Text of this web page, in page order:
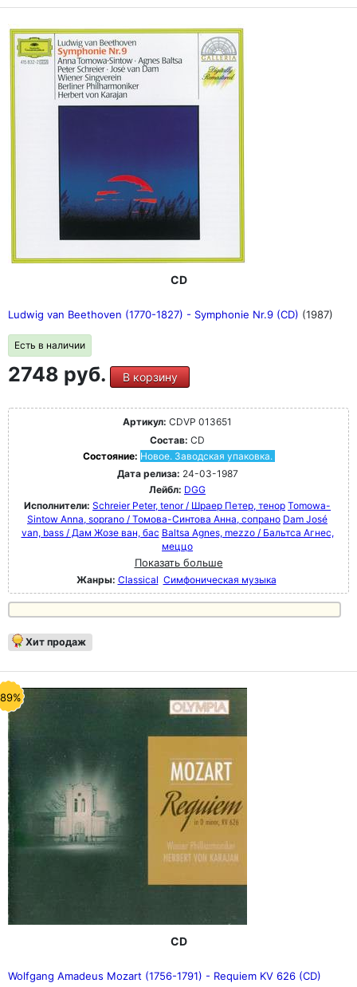
CD
Ludwig van Beethoven (1770-1827) - Symphonie Nr.9 (CD) (1987)
Есть в наличии
2748 руб. В корзину
Артикул: CDVP 013651
Состав: CD
Состояние: Новое. Заводская упаковка.
Дата релиза: 24-03-1987
Лейбл: DGG
Исполнители: Schreier Peter, tenor / Шраер Петер, тенор Tomowa-
Sintow Anna, soprano / Томова-Синтова Анна, сопрано Dam José
van, bass / Дам Жозе ван, бас Baltsa Agnes, mezzo / Бальтса Агнес,
меццо
Показать больше
Жанры: Classical Симфоническая музыка
Хит продаж
CD
Wolfgang Amadeus Mozart (1756-1791) - Requiem KV 626 (CD)